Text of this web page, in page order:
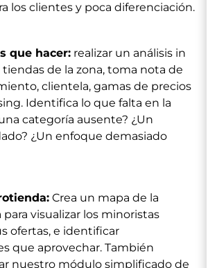
los clientes y poca diferenciación.
que hacer: realizar un análisis in
tiendas de la zona, toma nota de
clientela, gamas de precios
Identifica lo que falta en la
categoría ausente? ¿Un
¿Un enfoque demasiado
Crea un mapa de la
visualizar los minoristas
ofertas, e identificar
que aprovechar. También
nuestro módulo simplificado de